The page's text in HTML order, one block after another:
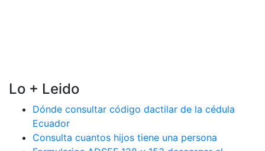
Lo + Leido
Dónde consultar código dactilar de la cédula
Ecuador
Consulta cuantos hijos tiene una persona